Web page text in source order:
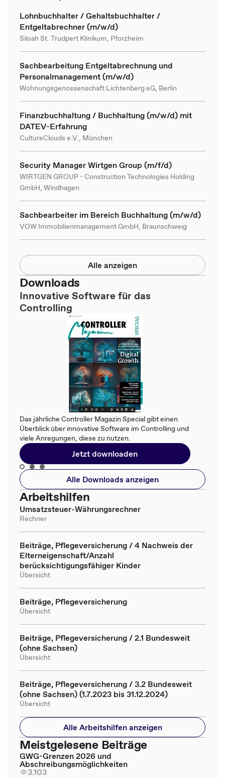
Lohnbuchhalter / Gehaltsbuchhalter /
Entgeltabrechner (m/w/d)
Siloah St. Trudpert Klinikum, Pforzheim
Sachbearbeitung Entgeltabrechnung und
Personalmanagement (m/w/d)
Wohnungsgenossenschaft Lichtenberg eG, Berlin
Finanzbuchhaltung / Buchhaltung (m/w/d) mit
DATEV-Erfahrung
CultureClouds e.V., München
Security Manager Wirtgen Group (m/f/d)
WIRTGEN GROUP - Construction Technologies Holding
GmbH, Windhagen
Sachbearbeiter im Bereich Buchhaltung (m/w/d)
VOW Immobilienmanagement GmbH, Braunschweig
Alle anzeigen
Downloads
Innovative Software für das
Controlling
Das jährliche Controller Magazin Special gibt einen
Überblick über innovative Software im Controlling und
viele Anregungen, diese zu nutzen.
Jetzt downloaden
Alle Downloads anzeigen
Arbeitshilfen
Umsatzsteuer-Währungsrechner
Rechner
Beiträge, Pflegeversicherung / 4 Nachweis der
Elterneigenschaft/Anzahl
berücksichtigungsfähiger Kinder
Übersicht
Beiträge, Pflegeversicherung
Übersicht
Beiträge, Pflegeversicherung / 2.1 Bundesweit
(ohne Sachsen)
Übersicht
Beiträge, Pflegeversicherung / 3.2 Bundesweit
(ohne Sachsen) (1.7.2023 bis 31.12.2024)
Übersicht
Alle Arbeitshilfen anzeigen
Meistgelesene Beiträge
GWG-Grenzen 2026 und
Abschreibungsmöglichkeiten
3.103